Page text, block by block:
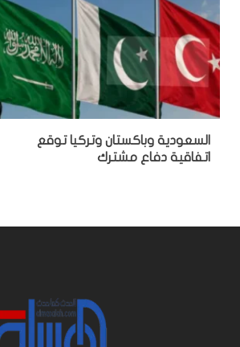
السعودية وباكستان وتركيا توقع
اتفاقية دفاع مشترك